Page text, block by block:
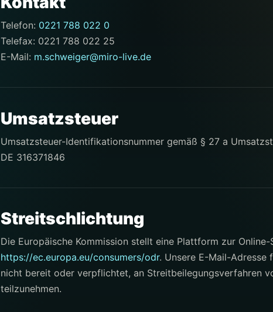
Telefon: 0221 788 022 0
Telefax: 0221 788 022 25
E-Mail: m.schweiger@miro-live.de
Umsatzsteuer
Umsatzsteuer-Identifikationsnummer gemäß § 27 a
DE 316371846
Streitschlichtung
Die Europäische Kommission stellt eine Plattform zur
https://ec.europa.eu/consumers/odr. Unsere E-Mail-Adresse
nicht bereit oder verpflichtet, an Streitbeilegungsverfahren
teilzunehmen.